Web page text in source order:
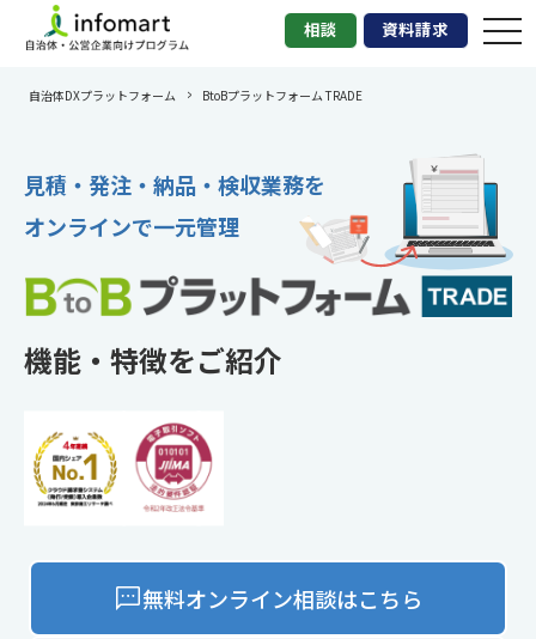
相談 資料請求
自治体DXプラットフォーム BtoBプラットフォーム TRADE
見積・発注・納品・検収業務を
オンラインで一元管理
機能・特徴をご紹介
無料オンライン相談はこちら